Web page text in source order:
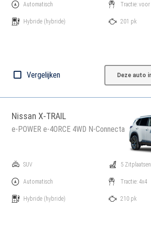
Automatisch
Hybride (hybride)
Tractie: voor
201 pk
Vergelijken Deze auto
Nissan X-TRAIL
e-POWER e-4ORCE 4WD N-Connecta
SUV
Automatisch
Hybride (hybride)
5 Zitplaatsen
Tractie: 4x4
210 pk